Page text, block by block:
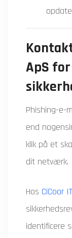
ApS
Phishing-e-
end
klik på et
dit netværk.
Hos CiCoor
identificere